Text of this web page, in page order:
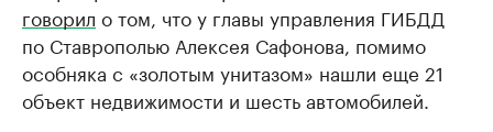
говорил о том, что у главы управления ГИБДД
по Ставрополью Алексея Сафонова, помимо
особняка с «золотым унитазом» нашли еще 21
объект недвижимости и шесть автомобилей.